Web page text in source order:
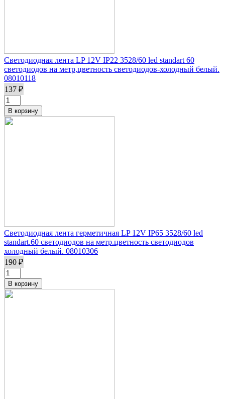
Светодиодная лента LP 12V IP22 3528/60 led standart 60
светодиодов на метр,цветность светодиодов-холодный белый.
08010118
137 ₽
Светодиодная лента герметичная LP 12V IP65 3528/60 led
standart.60 светодиодов на метр.цветность светодиодов
холодный белый. 08010306
190 ₽